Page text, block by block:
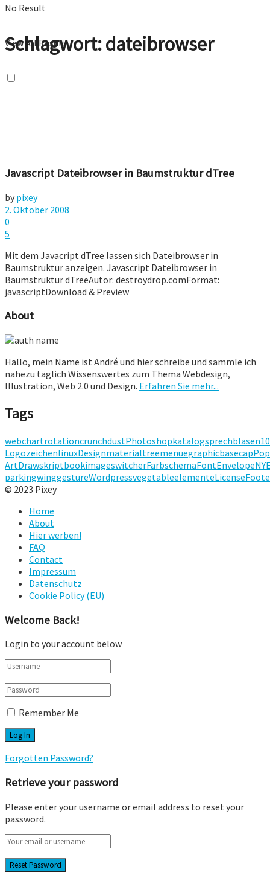
No Result
View All Result
Schlagwort:dateibrowser
Javascript Dateibrowser in Baumstruktur dTree
by pixey
2. Oktober 2008
0
5
Mit dem Javacript dTree lassen sich Dateibrowser in
Baumstruktur anzeigen. Javascript Dateibrowser in
Baumstruktur dTreeAutor: destroydrop.comFormat:
javascriptDownload & Preview
About
Hallo, mein Name ist André und hier schreibe und sammle ich
nahezu täglich Wissenswertes zum Thema Webdesign,
Illustration, Web 2.0 und Design. Erfahren Sie mehr...
Tags
webchartrotationcrunchdustPhotoshopkatalogsprechblasen
LogozeichenlinuxDesignmaterialtreemenuegraphicbasecapPop
ArtDrawskriptbookimageswitcherFarbschemaFontEnvelope
parkingwinggestureWordpressvegetableelementeLicense
© 2023 Pixey
Home
About
Hier werben!
FAQ
Contact
Impressum
Datenschutz
Cookie Policy (EU)
Welcome Back!
Login to your account below
Remember Me
Forgotten Password?
Retrieve your password
Please enter your username or email address to reset your
password.